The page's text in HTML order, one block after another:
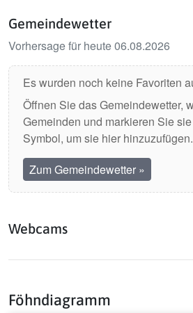
Gemeindewetter
Vorhersage für heute 06.08.2026
Es wurden noch keine Favoriten
Öffnen Sie das Gemeindewetter,
Gemeinden und markieren Sie
Symbol, um sie hier hinzuzufügen.
Zum Gemeindewetter »
Webcams
Föhndiagramm